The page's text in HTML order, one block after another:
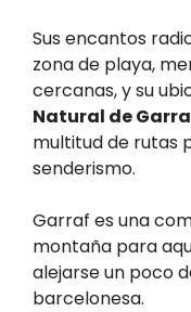
Sus encantos
zona de playa,
cercanas, y su
Natural de
multitud de rutas
senderismo.
Garraf es una
montaña para
alejarse un poco
barcelonesa.